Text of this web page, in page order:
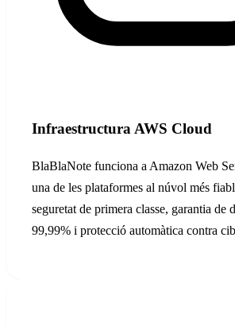
Infraestructura AWS Cloud
BlaBlaNote funciona a Amazon Web
una de les plataformes al núvol més
seguretat de primera classe, garantia de
99,99% i protecció automàtica contra